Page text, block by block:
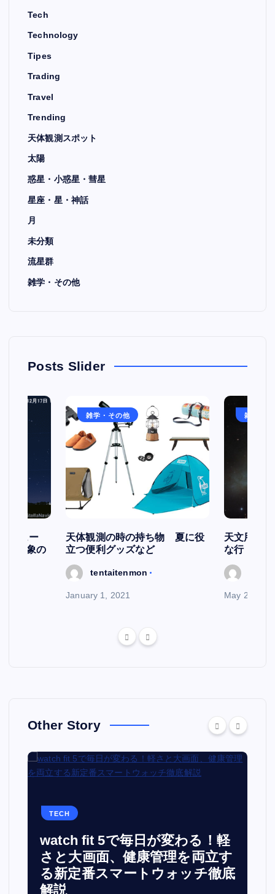
Tech
Technology
Tipes
Trading
Travel
Trending
天体観測スポット
太陽
惑星・小惑星・彗星
星座・星・神話
月
未分類
流星群
雑学・その他
Posts Slider
ジュー
文現象の
雑学・その他
天体観測の時の持ち物 夏に役
立つ便利グッズなど
tentaitenmon
January 1, 2021
雑学・そ
天文用語
な行
May 29,
Other Story
TECH
watch fit 5で毎日が変わる！軽
さと大画面、健康管理を両立す
る新定番スマートウォッチ徹底
解説